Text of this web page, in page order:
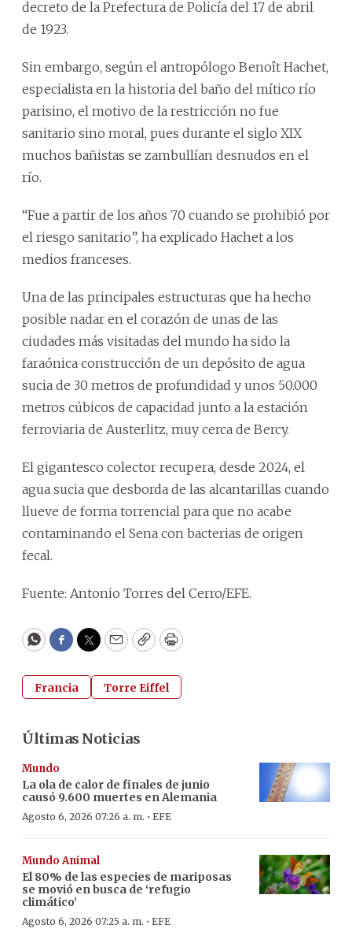
decreto de la Prefectura de Policía del 17 de abril
de 1923.
Sin embargo, según el antropólogo Benoît Hachet,
especialista en la historia del baño del mítico río
parisino, el motivo de la restricción no fue
sanitario sino moral, pues durante el siglo XIX
muchos bañistas se zambullían desnudos en el
río.
“Fue a partir de los años 70 cuando se prohibió por
el riesgo sanitario”, ha explicado Hachet a los
medios franceses.
Una de las principales estructuras que ha hecho
posible nadar en el corazón de unas de las
ciudades más visitadas del mundo ha sido la
faraónica construcción de un depósito de agua
sucia de 30 metros de profundidad y unos 50.000
metros cúbicos de capacidad junto a la estación
ferroviaria de Austerlitz, muy cerca de Bercy.
El gigantesco colector recupera, desde 2024, el
agua sucia que desborda de las alcantarillas cuando
llueve de forma torrencial para que no acabe
contaminando el Sena con bacterias de origen
fecal.
Fuente: Antonio Torres del Cerro/EFE.
WhatsApp
Facebook
Twitter
EmailCopyPrint
Francia Torre Eiffel
Últimas Noticias
Mundo
La ola de calor de finales de junio
causó 9.600 muertes en Alemania
Agosto 6, 2026 07:26 a. m. · EFE
Mundo Animal
El 80% de las especies de mariposas
se movió en busca de ‘refugio
climático’
Agosto 6, 2026 07:25 a. m. · EFE